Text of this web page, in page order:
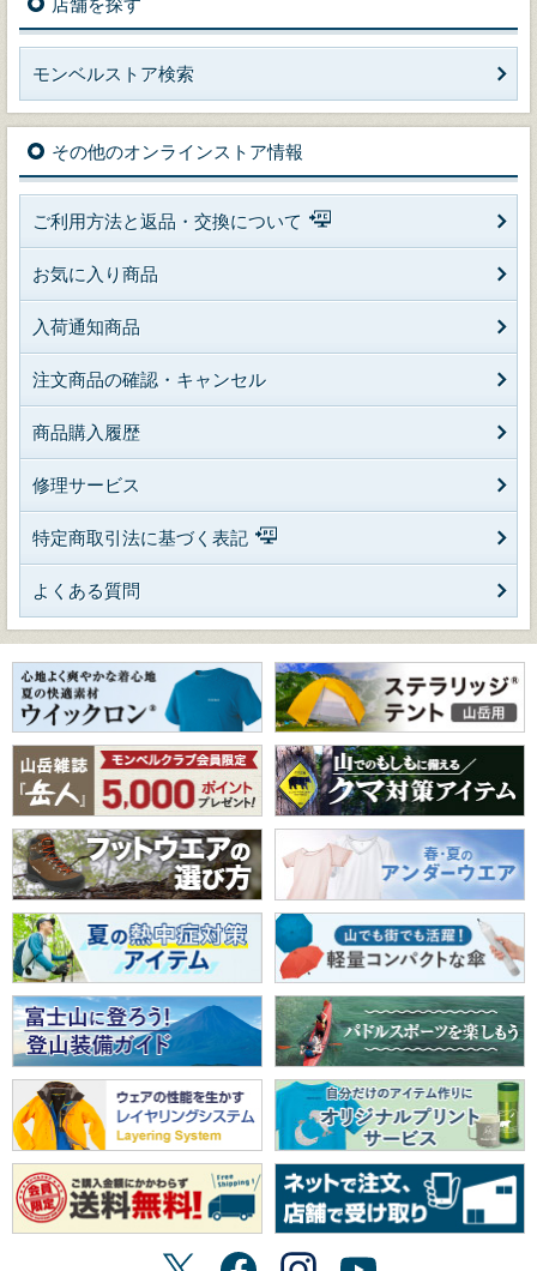
モンベルストア検索
その他のオンラインストア情報
ご利用方法と返品・交換について
お気に入り商品
入荷通知商品
注文商品の確認・キャンセル
商品購入履歴
修理サービス
特定商取引法に基づく表記
よくある質問